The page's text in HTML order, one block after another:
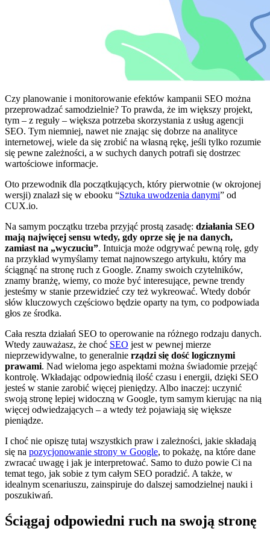
Czy planowanie i monitorowanie efektów kampanii SEO można
przeprowadzać samodzielnie? To prawda, że im większy projekt,
tym – z reguły – większa potrzeba skorzystania z usług agencji
SEO. Tym niemniej, nawet nie znając się dobrze na analityce
internetowej, wiele da się zrobić na własną rękę, jeśli tylko rozumie
się pewne zależności, a w suchych danych potrafi się dostrzec
wartościowe informacje.
Oto przewodnik dla początkujących, który pierwotnie (w okrojonej
wersji) znalazł się w ebooku “Sztuka uwodzenia danymi” od
CUX.io.
Na samym początku trzeba przyjąć prostą zasadę: działania SEO
mają najwięcej sensu wtedy, gdy oprze się je na danych,
zamiast na „wyczuciu”. Intuicja może odgrywać pewną rolę, gdy
na przykład wymyślamy temat najnowszego artykułu, który ma
ściągnąć na stronę ruch z Google. Znamy swoich czytelników,
znamy branżę, wiemy, co może być interesujące, pewne trendy
jesteśmy w stanie przewidzieć czy też wykreować. Wtedy dobór
słów kluczowych częściowo będzie oparty na tym, co podpowiada
głos ze środka.
Cała reszta działań SEO to operowanie na różnego rodzaju danych.
Wtedy zauważasz, że choć SEO jest w pewnej mierze
nieprzewidywalne, to generalnie rządzi się dość logicznymi
prawami. Nad wieloma jego aspektami można świadomie przejąć
kontrolę. Wkładając odpowiednią ilość czasu i energii, dzięki SEO
jesteś w stanie zarobić więcej pieniędzy. Albo inaczej: uczynić
swoją stronę lepiej widoczną w Google, tym samym kierując na nią
więcej odwiedzających – a wtedy też pojawiają się większe
pieniądze.
I choć nie opiszę tutaj wszystkich praw i zależności, jakie składają
się na pozycjonowanie strony w Google, to pokażę, na które dane
zwracać uwagę i jak je interpretować. Samo to dużo powie Ci na
temat tego, jak sobie z tym całym SEO poradzić. A także, w
idealnym scenariuszu, zainspiruje do dalszej samodzielnej nauki i
poszukiwań.
Ściągaj odpowiedni ruch na swoją stronę